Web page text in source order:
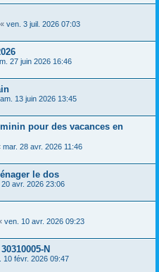
« ven. 3 juil. 2026 07:03
27 juin 2026 16:46
13 juin 2026 13:45
pour des vacances en
mar. 28 avr. 2026 11:46
le dos
20 avr. 2026 23:06
ven. 10 avr. 2026 09:23
N
10 févr. 2026 09:47